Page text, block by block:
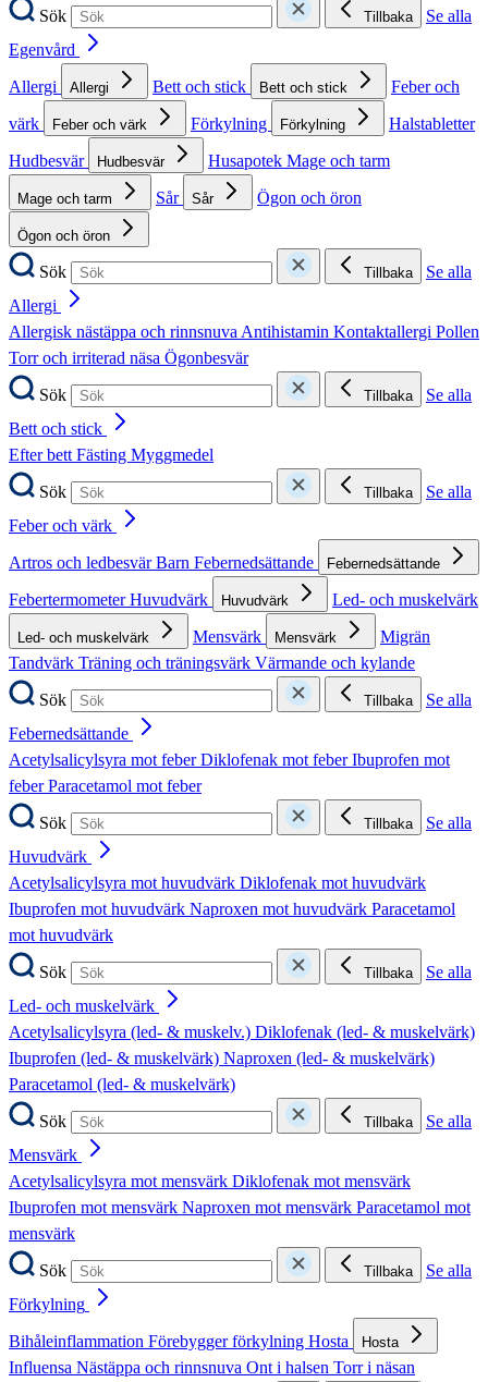
Sök
Tillbaka
Se alla
Egenvård
Allergi
Allergi Bett och stick Bett och stick
Feber och
värk
Feber och värk Förkylning Förkylning
Halstabletter
Hudbesvär
Hudbesvär Husapotek Mage och tarm
Mage och tarm Sår Sår Ögon och öron
Ögon och öron
Sök Tillbaka
Se alla
Allergi
Allergisk nästäppa och rinnsnuvaAntihistamin Kontaktallergi Pollen
Torr och irriterad näsa Ögonbesvär
Sök
Tillbaka
Se alla
Bett och stick
Efter bettFästing Myggmedel
Sök
Tillbaka
Se alla
Feber och värk
Artros och ledbesvärBarn Febernedsättande Febernedsättande
FebertermometerHuvudvärk Huvudvärk Led- och muskelvärk
Led- och muskelvärk Mensvärk Mensvärk
Migrän
Tandvärk Träning och träningsvärk Värmande och kylande
Sök
Tillbaka
Se alla
Febernedsättande
Acetylsalicylsyra mot feberDiklofenak mot feberIbuprofen mot
feberParacetamol mot feber
Sök
Tillbaka
Se alla
Huvudvärk
Acetylsalicylsyra mot huvudvärk Diklofenak mot huvudvärk
Ibuprofen mot huvudvärk Naproxen mot huvudvärk Paracetamol
mot huvudvärk
Sök
Tillbaka
Se alla
Led- och muskelvärk
Acetylsalicylsyra (led- & muskelv.) Diklofenak (led- & muskelvärk)
Ibuprofen (led- & muskelvärk) Naproxen (led- & muskelvärk)
Paracetamol (led- & muskelvärk)
Sök
Tillbaka
Se alla
Mensvärk
Acetylsalicylsyra mot mensvärk Diklofenak mot mensvärk
Ibuprofen mot mensvärk Naproxen mot mensvärk Paracetamol mot
mensvärk
Sök
Tillbaka
Se alla
Förkylning
Bihåleinflammation Förebygger förkylning Hosta Hosta
Influensa Nästäppa och rinnsnuva Ont i halsen Torr i näsan